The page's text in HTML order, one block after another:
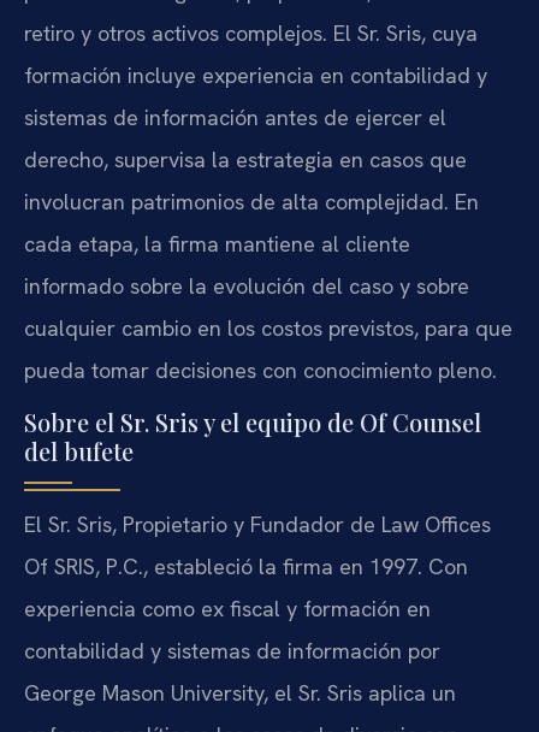
retiro y otros activos complejos. El Sr. Sris, cuya
formación incluye experiencia en contabilidad y
sistemas de información antes de ejercer el
derecho, supervisa la estrategia en casos que
involucran patrimonios de alta complejidad. En
cada etapa, la firma mantiene al cliente
informado sobre la evolución del caso y sobre
cualquier cambio en los costos previstos, para que
pueda tomar decisiones con conocimiento pleno.
Sobre el Sr. Sris y el equipo de Of Counsel
del bufete
El Sr. Sris, Propietario y Fundador de Law Offices
Of SRIS, P.C., estableció la firma en 1997. Con
experiencia como ex fiscal y formación en
contabilidad y sistemas de información por
George Mason University, el Sr. Sris aplica un